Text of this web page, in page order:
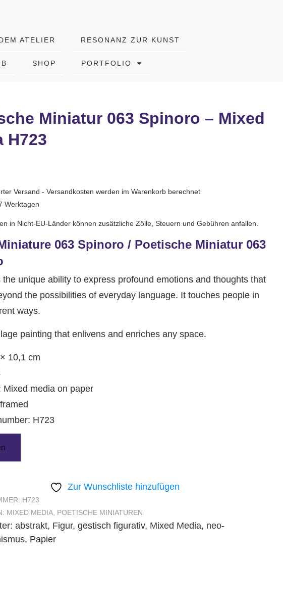
ATELIER RESONANZ ZUR KUNST
SHOP PORTFOLIO
Miniatur 063 Spinoro – Mixed
H723
Versand - Versandkosten werden im Warenkorb berechnet
Werktagen
in Nicht-EU-Länder können zusätzliche Zölle, Steuern und Gebühren anfallen.
063 Spinoro / Poetische Miniatur 063
the unique ability to express profound emotions and thoughts that
the possibilities of everyday language. It touches people in
ways.
painting that enlivens and enriches any space.
10,1 cm
Mixed media on paper
H723
Zur Wunschliste hinzufügen
H723
MIXED MEDIA, POETISCHE MINIATUREN
abstrakt, Figur, gestisch figurativ, Mixed Media, neo-
, Papier